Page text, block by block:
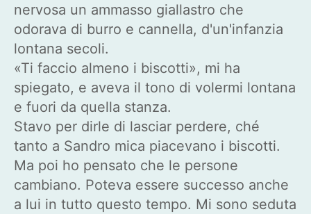
nervosa un ammasso giallastro che
odorava di burro e cannella, d'un'infanzia
lontana secoli.
«Ti faccio almeno i biscotti», mi ha
spiegato, e aveva il tono di volermi lontana
e fuori da quella stanza.
Stavo per dirle di lasciar perdere, ché
tanto a Sandro mica piacevano i biscotti.
Ma poi ho pensato che le persone
cambiano. Poteva essere successo anche
a lui in tutto questo tempo. Mi sono seduta